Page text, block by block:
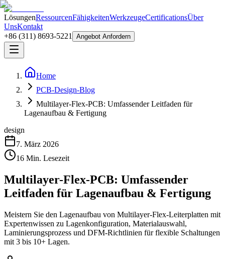
LösungenRessourcenFähigkeitenWerkzeugeCertificationsÜber
UnsKontakt
+86 (311) 8693-5221
Angebot Anfordern
Home
PCB-Design-Blog
Multilayer-Flex-PCB: Umfassender Leitfaden für
Lagenaufbau & Fertigung
design
7. März 2026
16 Min. Lesezeit
Multilayer-Flex-PCB: Umfassender
Leitfaden für Lagenaufbau & Fertigung
Meistern Sie den Lagenaufbau von Multilayer-Flex-Leiterplatten mit
Expertenwissen zu Lagenkonfiguration, Materialauswahl,
Laminierungsprozess und DFM-Richtlinien für flexible Schaltungen
mit 3 bis 10+ Lagen.